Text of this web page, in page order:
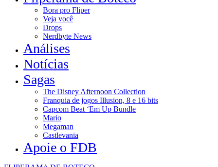
Bora pro Fliper
Veja você
Drops
Nerdbyte News
Análises
Notícias
Sagas
The Disney Afternoon Collection
Franquia de jogos Illusion, 8 e 16 bits
Capcom Beat ‘Em Up Bundle
Mario
Megaman
Castlevania
Apoie o FDB